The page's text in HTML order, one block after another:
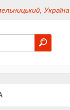
Україна